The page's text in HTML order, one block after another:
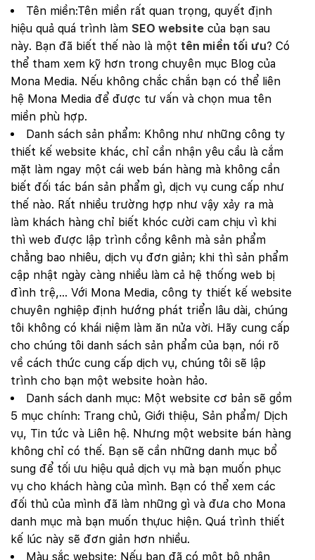
Tên miền:Tên miền rất quan trọng, quyết định
hiệu quả quá trình làm SEO website của bạn sau
này. Bạn đã biết thế nào là một tên miền tối ưu? Có
thể tham xem kỹ hơn trong chuyên mục Blog của
Mona Media. Nếu không chắc chắn bạn có thể liên
hệ Mona Media để được tư vấn và chọn mua tên
miền phù hợp.
Danh sách sản phẩm: Không như những công ty
thiết kế website khác, chỉ cần nhận yêu cầu là cắm
mặt làm ngay một cái web bán hàng mà không cần
biết đối tác bán sản phẩm gì, dịch vụ cung cấp như
thế nào. Rất nhiều trường hợp như vậy xảy ra mà
làm khách hàng chỉ biết khóc cười cam chịu vì khi
thì web được lập trình cồng kênh mà sản phẩm
chẳng bao nhiêu, dịch vụ đơn giản; khi thì sản phẩm
cập nhật ngày càng nhiều làm cả hệ thống web bị
đình trệ,… Với Mona Media, công ty thiết kế website
chuyên nghiệp định hướng phát triển lâu dài, chúng
tôi không có khái niệm làm ăn nửa vời. Hãy cung cấp
cho chúng tôi danh sách sản phẩm của bạn, nói rõ
về cách thức cung cấp dịch vụ, chúng tôi sẽ lập
trình cho bạn một website hoàn hảo.
Danh sách danh mục: Một website cơ bản sẽ gồm
5 mục chính: Trang chủ, Giới thiệu, Sản phẩm/ Dịch
vụ, Tin tức và Liên hệ. Nhưng một website bán hàng
không chỉ có thế. Bạn sẽ cần những danh mục bổ
sung để tối ưu hiệu quả dịch vụ mà bạn muốn phục
vụ cho khách hàng của mình. Bạn có thể xem các
đối thủ của mình đã làm những gì và đưa cho Mona
danh mục mà bạn muốn thựuc hiện. Quá trình thiết
kế lúc này sẽ đơn giản hơn nhiều.
Màu sắc website: Nếu bạn đã có một bộ nhận